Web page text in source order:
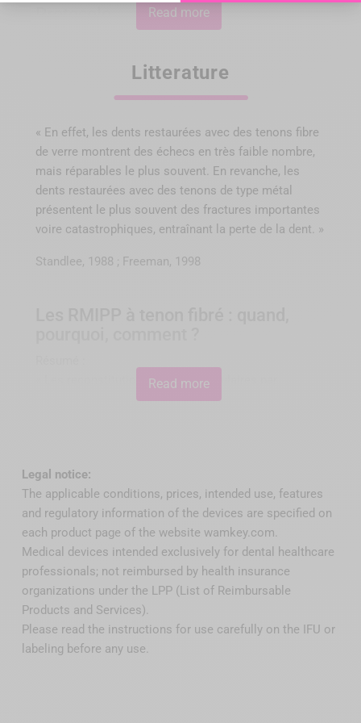
Cas clinique
Accept YouTube cookies
Read more
Litterature
« En effet, les dents restaurées avec des tenons fibre
de verre montrent des échecs en très faible nombre,
mais réparables le plus souvent. En revanche, les
dents restaurées avec des tenons de type métal
présentent le plus souvent des fractures importantes
voire catastrophiques, entraînant la perte de la dent. »
Standlee, 1988 ; Freeman, 1998
« Les reconstitutions corono-radiculaires par
matériau inséré en phase plastique (RMIPP) et
coronaire du composite de reconstitution permet de
répondre totalement au principe d'économie tissulaire
et participe ainsi au maintien de solidité de la dent
dépulpée. L'amélioration constante des systèmes de
collage, tant au niveau de leur performance que de
leurs applications cliniques, a permis d'aboutir à des
protocoles fiables et reproductibles. Ces
reconstitutions constituent, dans la limite de leurs
indications, une réelle alternative aux reconstitutions
corono-radiculaires métalliques coulées.»
Read more
Legal notice:
The applicable conditions, prices, intended use, features
and regulatory information of the devices are specified on
each product page of the website wamkey.com.
Medical devices intended exclusively for dental healthcare
professionals; not reimbursed by health insurance
organizations under the LPP (List of Reimbursable
Products and Services).
Please read the instructions for use carefully on the IFU or
labeling before any use.